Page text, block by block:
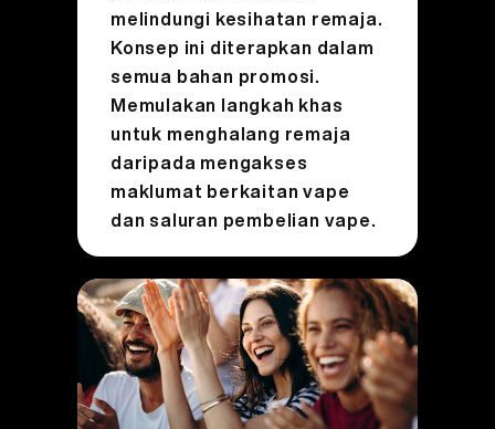
melindungi kesihatan remaja.
Konsep ini diterapkan dalam
semua bahan promosi.
Memulakan langkah khas
untuk menghalang remaja
daripada mengakses
maklumat berkaitan vape
dan saluran pembelian vape.